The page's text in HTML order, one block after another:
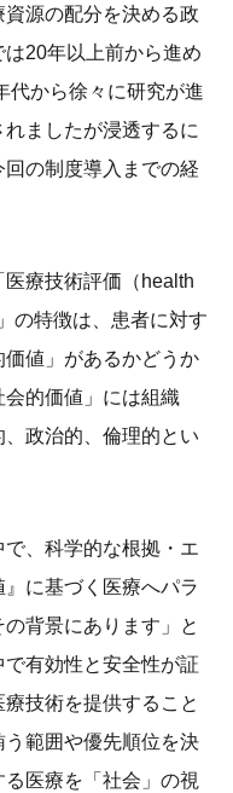
資源の配分を決める政
20年以上前から進め
代から徐々に研究が進
ましたが浸透するに
の制度導入までの経
療技術評価（health
の特徴は、患者に対す
値」があるかどうか
的価値」には組織
政治的、倫理的とい
で、科学的な根拠・エ
に基づく医療へパラ
背景にあります」と
有効性と安全性が証
技術を提供すること
範囲や優先順位を決
医療を「社会」の視